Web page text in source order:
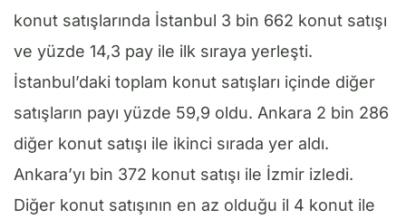
konut satışlarında İstanbul 3 bin 662 konut satışı
ve yüzde 14,3 pay ile ilk sıraya yerleşti.
İstanbul’daki toplam konut satışları içinde diğer
satışların payı yüzde 59,9 oldu. Ankara 2 bin 286
diğer konut satışı ile ikinci sırada yer aldı.
Ankara’yı bin 372 konut satışı ile İzmir izledi.
Diğer konut satışının en az olduğu il 4 konut ile